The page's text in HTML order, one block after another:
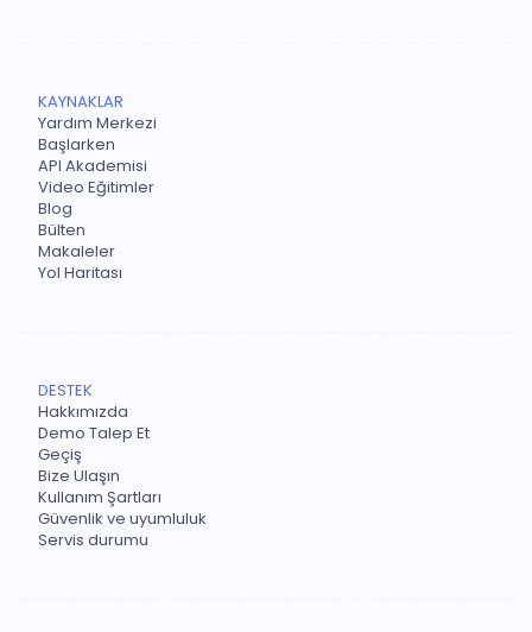
KAYNAKLAR
Yardım Merkezi
Başlarken
API Akademisi
Video Eğitimler
Blog
Bülten
Makaleler
Yol Haritası
DESTEK
Hakkımızda
Demo Talep Et
Geçiş
Bize Ulaşın
Kullanım Şartları
Güvenlik ve uyumluluk
Servis durumu